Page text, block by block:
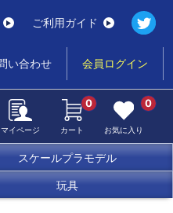
ご利用ガイド
い合わせ 会員ログイン
マイページ カート
0
お気に入り
0
スケールプラモデル
玩具